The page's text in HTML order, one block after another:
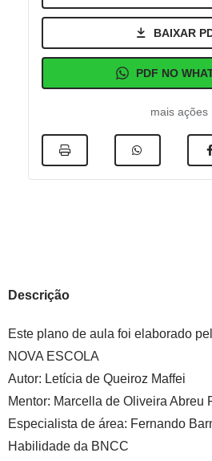
BAIXAR
PDF NO
mais ações
Descrição
Este plano de aula foi elaborado
NOVA ESCOLA
Autor: Letícia de Queiroz Maffei
Mentor: Marcella de Oliveira Abreu
Especialista de área: Fernando
Habilidade da BNCC